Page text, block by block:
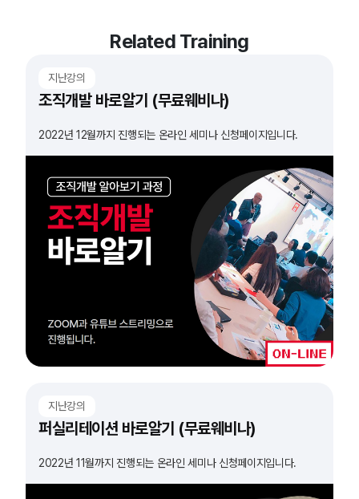
Related Training
지난강의
조직개발 바로알기 (무료웨비나)
2022년 12월까지 진행되는 온라인 세미나 신청페이지입니다.
지난강의
퍼실리테이션 바로알기 (무료웨비나)
2022년 11월까지 진행되는 온라인 세미나 신청페이지입니다.